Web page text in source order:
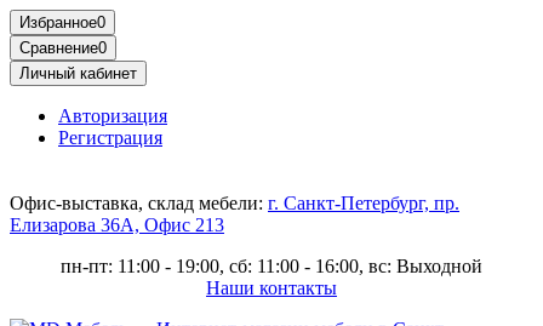
Избранное0
Сравнение0
Личный кабинет
Авторизация
Регистрация
Офис-выставка, склад мебели: г. Санкт-Петербург, пр.
Елизарова 36А, Офис 213
пн-пт: 11:00 - 19:00, сб: 11:00 - 16:00, вс: Выходной
Наши контакты